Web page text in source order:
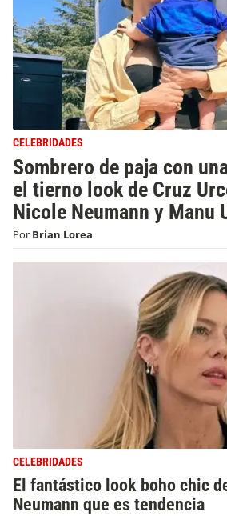
CELEBRIDADES
Sombrero de paja con
el tierno look de Cruz
Nicole Neumann y Manu
Por Brian Lorea
CELEBRIDADES
El fantástico look boho chic
Neumann que es tendencia